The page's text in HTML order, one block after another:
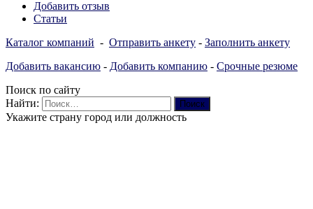
Добавить отзыв
Статьи
Каталог компаний - Отправить анкету - Заполнить анкету
Добавить вакансию - Добавить компанию - Срочные резюме
Поиск по сайту
Найти:
Укажите страну город или должность